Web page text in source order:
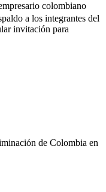
colombiano
a los integrantes del
invitación para
de Colombia en